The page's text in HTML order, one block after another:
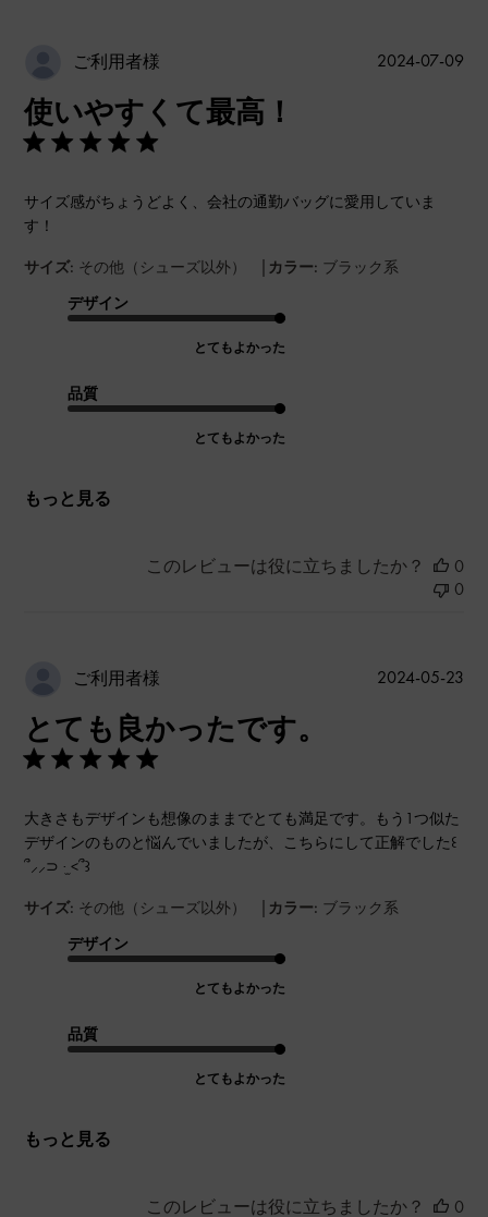
ご利用者様
使いやすくて最高！
サイズ感がちょうどよく、会社の通勤バッグに愛用していま
す！
サイズ: その他（シューズ以外） | カラー: ブラック系
デザイン
とてもよかった
品質
とてもよかった
もっと見る
公
2024-07-09
このレビューは役に立ちましたか？
0
0
ご利用者様
とても良かったです。
大きさもデザインも想像のままでとても満足です。もう1つ似た
デザインのものと悩んでいましたが、こちらにして正解でした꒰
՞⸝⸝⊃ ·̫ <՞꒱
サイズ: その他（シューズ以外） | カラー: ブラック系
デザイン
とてもよかった
品質
とてもよかった
もっと見る
公
2024-05-23
このレビューは役に立ちましたか？
0